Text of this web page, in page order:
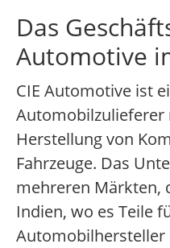
Das
Automotive
CIE Automotive ist
Automobilzulieferer
Herstellung von
Fahrzeuge. Das
mehreren Märkten,
Indien, wo es Teile